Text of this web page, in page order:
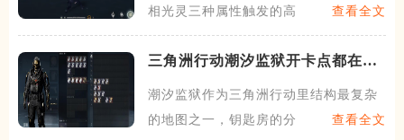
相光灵三种属性触发的高级环
查看全文
三角洲行动潮汐监狱开卡点都在哪
潮汐监狱作为三角洲行动里结构最复杂
的地图之一，钥匙房的分布横
查看全文